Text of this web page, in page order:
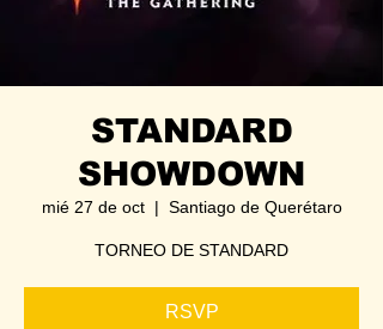
STANDARD
SHOWDOWN
mié 27 de oct
  |
Santiago de Querétaro
TORNEO DE STANDARD
RSVP